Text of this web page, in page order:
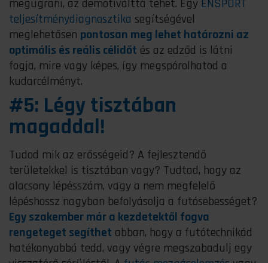
megugrani, az demotiválttá tehet. Egy ENSPORT
teljesítménydiagnosztika segítségével
meglehetősen pontosan meg lehet határozni az
optimális és reális célidőt és az edződ is látni
fogja, mire vagy képes, így megspórolhatod a
kudarcélményt.
#5: Légy tisztában
magaddal!
Tudod mik az erősségeid? A fejlesztendő
területekkel is tisztában vagy? Tudtad, hogy az
alacsony lépésszám, vagy a nem megfelelő
lépéshossz nagyban befolyásolja a futósebességet?
Egy szakember már a kezdetektől fogva
rengeteget segíthet abban, hogy a futótechnikád
hatékonyabbá tedd, vagy végre megszabadulj egy